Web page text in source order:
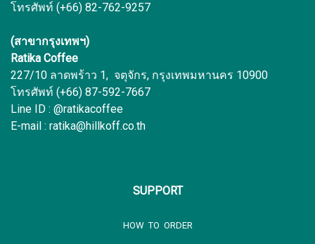
โทรศัพท์ (+66) 82-762-9257
(สาขากรุงเทพฯ)
Ratika Coffee
227/10 ลาดพร้าว 1, จตุจักร, กรุงเทพมหานคร 10900
โทรศัพท์ (+66) 87-592-7667
Line ID : @ratikacoffee
E-mail : ratika@hillkoff.co.th
SUPPORT
HOW TO ORDER